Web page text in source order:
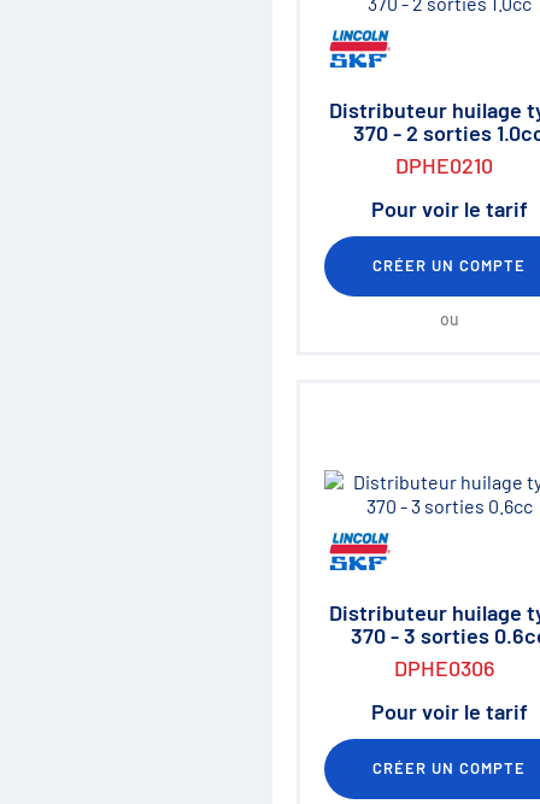
Distributeur huilage
370 - 2 sorties
DPHE0210
Pour voir le tarif
CRÉER UN COMPTE
ou
Distributeur huilage
370 - 3 sorties
DPHE0306
Pour voir le tarif
CRÉER UN COMPTE